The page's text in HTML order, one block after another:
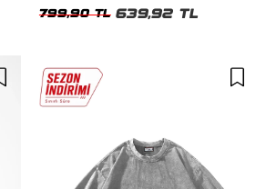
799,90 TL 639,92 TL